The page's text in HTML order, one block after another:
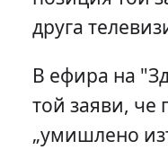
друга
В ефира на
той заяви, че
„умишлено